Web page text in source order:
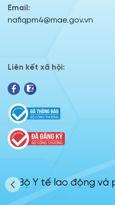
Email:
nafiqpm4@mae.gov.vn
Liên kết xã hội:
Bộ Y tế lao động và